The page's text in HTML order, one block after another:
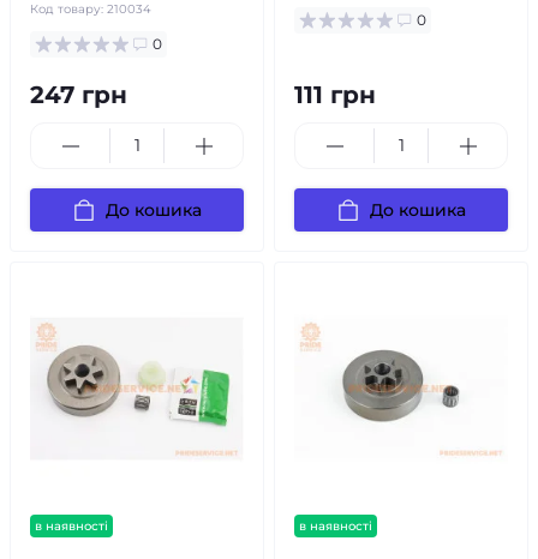
Код товару: 210034
0
247 грн
До кошика
0
111 грн
До кошика
в наявності в наявності